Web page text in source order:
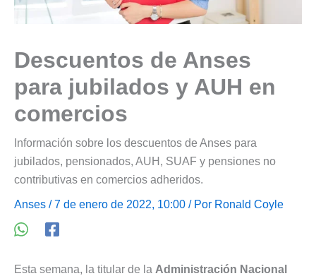
Descuentos de Anses
para jubilados y AUH en
comercios
Información sobre los descuentos de Anses para
jubilados, pensionados, AUH, SUAF y pensiones no
contributivas en comercios adheridos.
Anses / 7 de enero de 2022, 10:00 / Por Ronald Coyle
Esta semana, la titular de la Administración Nacional